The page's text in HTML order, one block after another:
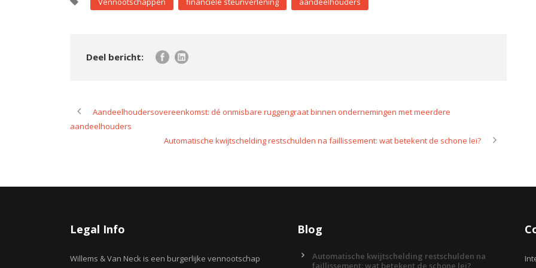
Aandeelhoudersovereenkomst: dé onmisbare ruggengraat binnen ondernemingen met meerdere
aandeelhouders
Automatische kwijtschelding restschulden na faillissement: wat betekent de schone lei?
Legal Info
Willems & Van Neck is een burgerlijke vennootschap
Blog
Automatische kwijtschelding restschulden na
faillissement: wat betekent de schone lei?